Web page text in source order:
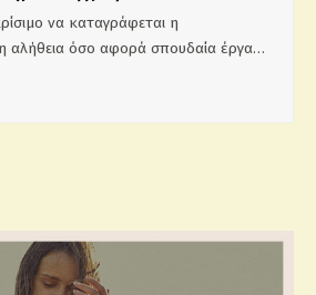
να καταγράφεται η
αλήθεια όσο αφορά σπουδαία έργα…